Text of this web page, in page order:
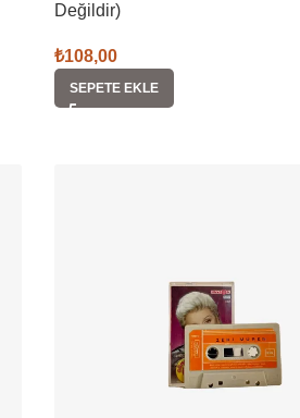
Değildir)
₺108,00
SEPETE EKLE